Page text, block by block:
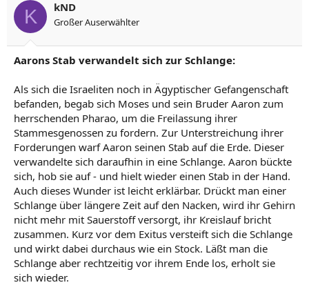
e
t
a
K kND
Großer Auserwählter
Aarons Stab verwandelt sich zur Schlange:
Als sich die Israeliten noch in Ägyptischer Gefangenschaft
befanden, begab sich Moses und sein Bruder Aaron zum
herrschenden Pharao, um die Freilassung ihrer
Stammesgenossen zu fordern. Zur Unterstreichung ihrer
Forderungen warf Aaron seinen Stab auf die Erde. Dieser
verwandelte sich daraufhin in eine Schlange. Aaron bückte
sich, hob sie auf - und hielt wieder einen Stab in der Hand.
Auch dieses Wunder ist leicht erklärbar. Drückt man einer
Schlange über längere Zeit auf den Nacken, wird ihr Gehirn
nicht mehr mit Sauerstoff versorgt, ihr Kreislauf bricht
zusammen. Kurz vor dem Exitus versteift sich die Schlange
und wirkt dabei durchaus wie ein Stock. Läßt man die
Schlange aber rechtzeitig vor ihrem Ende los, erholt sie
sich wieder.